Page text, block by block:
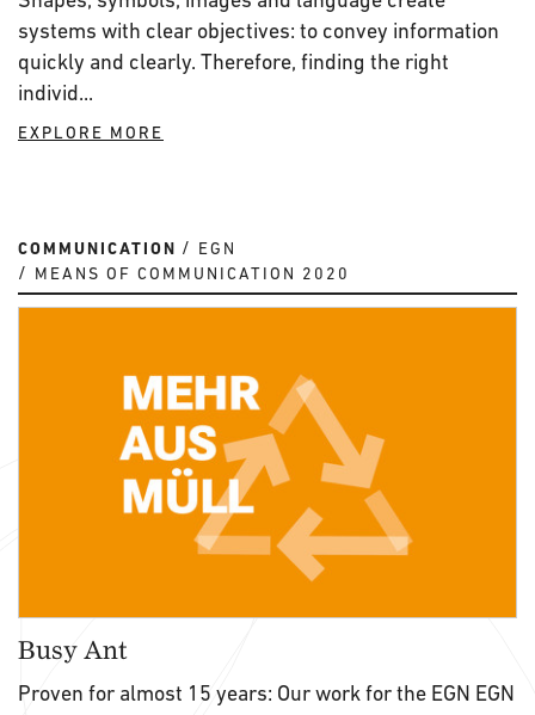
systems with clear objectives: to convey information
quickly and clearly. Therefore, finding the right
individ...
EXPLORE MORE
COMMUNICATION
EGN
MEANS OF COMMUNICATION 2020
Busy Ant
Proven for almost 15 years: Our work for the EGN EGN